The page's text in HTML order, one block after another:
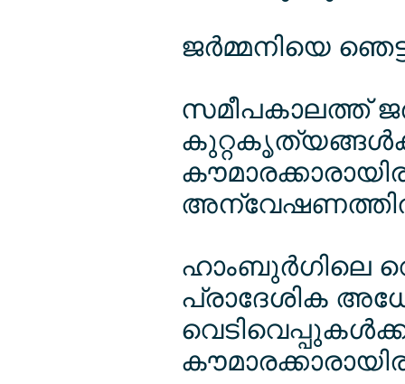
ജര്‍മ്മനിയെ
സമീപകാലത്ത്
ഹാംബുര്‍ഗിലെ
പ്രാദേശിക